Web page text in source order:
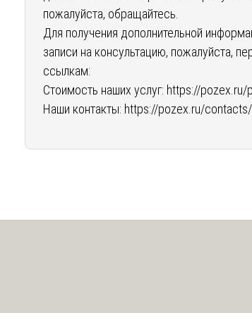
пожалуйста, обращайтесь.
Для получения дополнительной
записи на консультацию, пожалуйста,
ссылкам:
Стоимость наших услуг: https://pozex.ru/
Наши контакты: https://pozex.ru/contacts/